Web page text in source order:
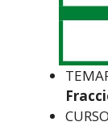
CURSO